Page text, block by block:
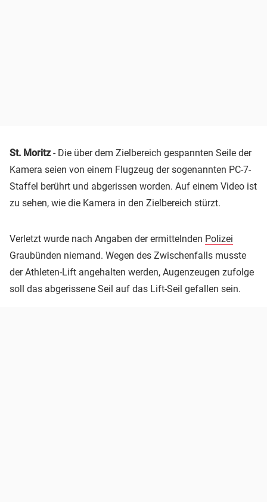
St. Moritz- Die über dem Zielbereich gespannten Seile der
Kamera seien von einem Flugzeug der sogenannten PC-7-
Staffel berührt und abgerissen worden. Auf einem Video ist
zu sehen, wie die Kamera in den Zielbereich stürzt.
Verletzt wurde nach Angaben der ermittelnden Polizei
Graubünden niemand. Wegen des Zwischenfalls musste
der Athleten-Lift angehalten werden, Augenzeugen zufolge
soll das abgerissene Seil auf das Lift-Seil gefallen sein.